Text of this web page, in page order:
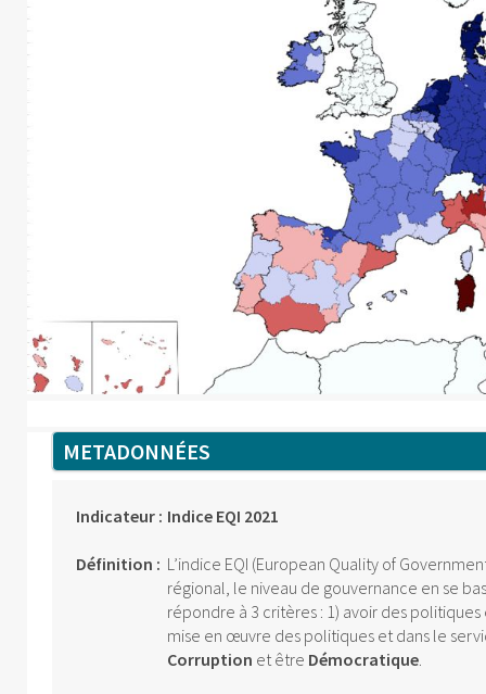
METADONNÉES
Indicateur : Indice EQI 2021
Définition : L’indice EQI (European Quality of
régional, le niveau de gouvernance en se
répondre à 3 critères : 1) avoir des
mise en œuvre des politiques et dans le
Corruption et être Démocratique.